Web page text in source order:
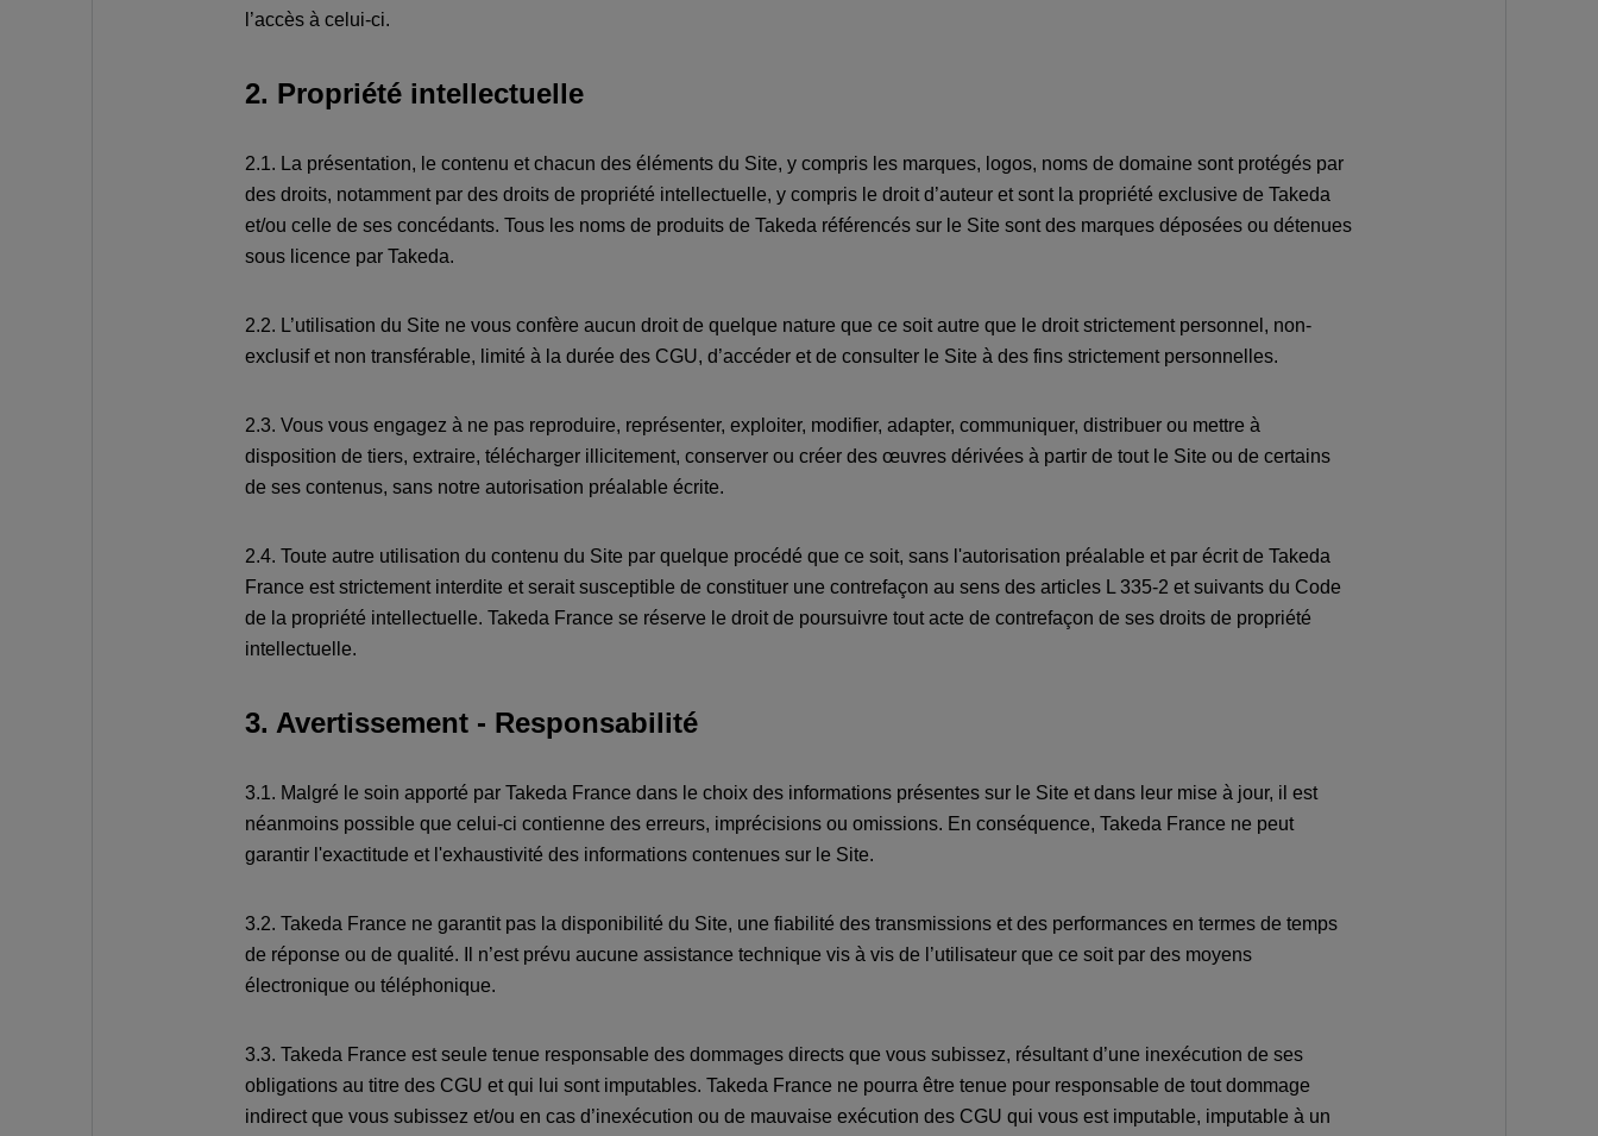
l’accès à celui-ci.
2. Propriété intellectuelle
2.1. La présentation, le contenu et chacun des éléments du Site, y compris les marques, logos, noms de domaine sont protégés par
des droits, notamment par des droits de propriété intellectuelle, y compris le droit d’auteur et sont la propriété exclusive de Takeda
et/ou celle de ses concédants. Tous les noms de produits de Takeda référencés sur le Site sont des marques déposées ou détenues
sous licence par Takeda.
2.2. L’utilisation du Site ne vous confère aucun droit de quelque nature que ce soit autre que le droit strictement personnel, non-
exclusif et non transférable, limité à la durée des CGU, d’accéder et de consulter le Site à des fins strictement personnelles.
2.3. Vous vous engagez à ne pas reproduire, représenter, exploiter, modifier, adapter, communiquer, distribuer ou mettre à
disposition de tiers, extraire, télécharger illicitement, conserver ou créer des œuvres dérivées à partir de tout le Site ou de certains
de ses contenus, sans notre autorisation préalable écrite.
2.4. Toute autre utilisation du contenu du Site par quelque procédé que ce soit, sans l'autorisation préalable et par écrit de Takeda
France est strictement interdite et serait susceptible de constituer une contrefaçon au sens des articles L 335-2 et suivants du Code
de la propriété intellectuelle. Takeda France se réserve le droit de poursuivre tout acte de contrefaçon de ses droits de propriété
intellectuelle.
3. Avertissement - Responsabilité
3.1. Malgré le soin apporté par Takeda France dans le choix des informations présentes sur le Site et dans leur mise à jour, il est
néanmoins possible que celui-ci contienne des erreurs, imprécisions ou omissions. En conséquence, Takeda France ne peut
garantir l'exactitude et l'exhaustivité des informations contenues sur le Site.
3.2. Takeda France ne garantit pas la disponibilité du Site, une fiabilité des transmissions et des performances en termes de temps
de réponse ou de qualité. Il n’est prévu aucune assistance technique vis à vis de l’utilisateur que ce soit par des moyens
électronique ou téléphonique.
3.3. Takeda France est seule tenue responsable des dommages directs que vous subissez, résultant d’une inexécution de ses
obligations au titre des CGU et qui lui sont imputables. Takeda France ne pourra être tenue pour responsable de tout dommage
indirect que vous subissez et/ou en cas d’inexécution ou de mauvaise exécution des CGU qui vous est imputable, imputable à un